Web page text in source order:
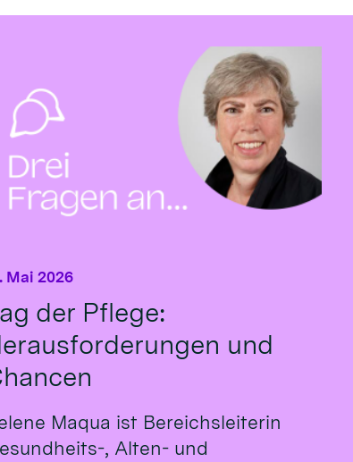
der Pflege:
und
Mai 2026
Maqua ist Bereichsleiterin
, Alten- und